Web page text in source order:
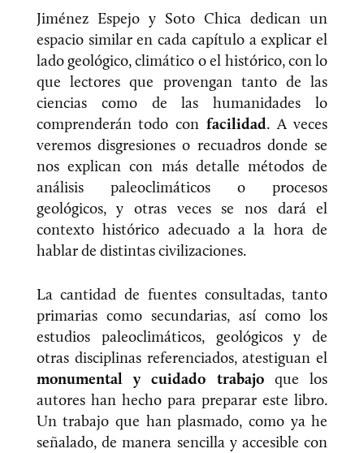
Jiménez Espejo y Soto Chica dedican un
espacio similar en cada capítulo a explicar el
lado geológico, climático o el histórico, con lo
que lectores que provengan tanto de las
ciencias como de las humanidades lo
comprenderán todo con facilidad. A veces
veremos disgresiones o recuadros donde se
nos explican con más detalle métodos de
análisis paleoclimáticos o procesos
geológicos, y otras veces se nos dará el
contexto histórico adecuado a la hora de
hablar de distintas civilizaciones.
La cantidad de fuentes consultadas, tanto
primarias como secundarias, así como los
estudios paleoclimáticos, geológicos y de
otras disciplinas referenciados, atestiguan el
monumental y cuidado trabajoque los
autores han hecho para preparar este libro.
Un trabajo que han plasmado, como ya he
señalado, de manera sencilla y accesible con